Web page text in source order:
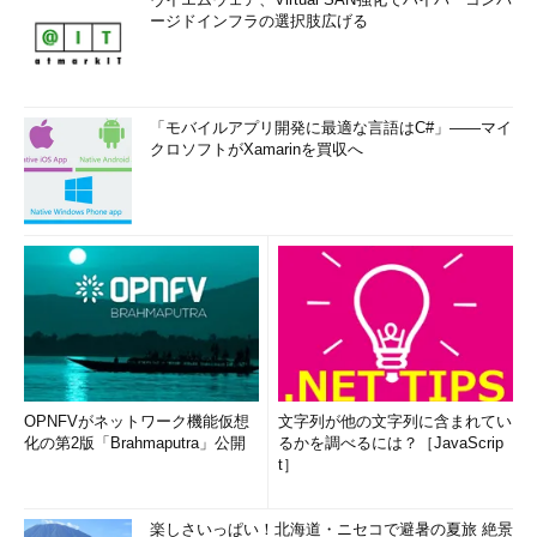
ージドインフラの選択肢広げる
「モバイルアプリ開発に最適な言語はC#」――マイ
クロソフトがXamarinを買収へ
OPNFVがネットワーク機能仮想
化の第2版「Brahmaputra」公開
文字列が他の文字列に含まれてい
るかを調べるには？［JavaScrip
t］
楽しさいっぱい！北海道・ニセコで避暑の夏旅 絶景